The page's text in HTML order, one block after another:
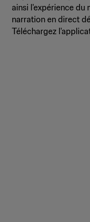
ainsi l'expérience du
narration en direct
Téléchargez